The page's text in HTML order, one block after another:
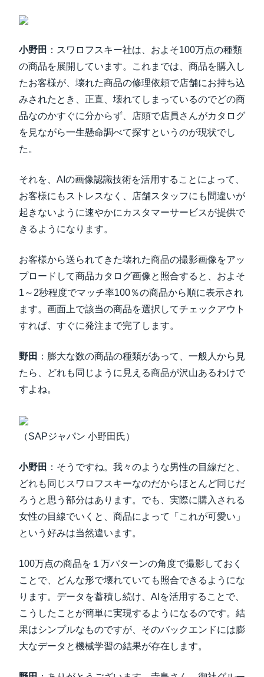
小野田 ：スワロフスキー社は、およそ100万点の種類
の商品を展開しています。これまでは、商品を購入し
たお客様が、壊れた商品の修理依頼で店舗にお持ち込
みされたとき、正直、壊れてしまっているのでどの商
品なのかすぐに分からず、店頭で店員さんがカタログ
を見ながら一生懸命調べて探すというのが現状でし
た。
それを、AIの画像認識技術を活用することによって、
お客様にもストレスなく、店舗スタッフにも間違いが
起きないように速やかにカスタマーサービスが提供で
きるようになります。
お客様から送られてきた壊れた商品の撮影画像をアッ
プロードして商品カタログ画像と照合すると、およそ
1～2秒程度でマッチ率100％の商品から順に表示され
ます。画面上で該当の商品を選択してチェックアウト
すれば、すぐに発注まで完了します。
野田 ：膨大な数の商品の種類があって、一般人から見
たら、どれも同じように見える商品が沢山あるわけで
すよね。
（SAPジャパン 小野田氏）
小野田 ：そうですね。我々のような男性の目線だと、
どれも同じスワロフスキーなのだからほとんど同じだ
ろうと思う部分はあります。でも、実際に購入される
女性の目線でいくと、商品によって「これが可愛い」
という好みは当然違います。
100万点の商品を１万パターンの角度で撮影しておく
ことで、どんな形で壊れていても照合できるようにな
ります。データを蓄積し続け、AIを活用することで、
こうしたことが簡単に実現するようになるのです。結
果はシンプルなものですが、そのバックエンドには膨
大なデータと機械学習の結果が存在します。